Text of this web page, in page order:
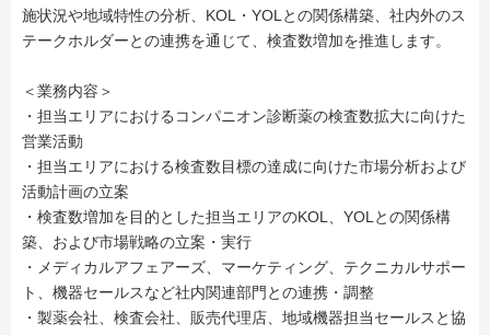
施状況や地域特性の分析、KOL・YOLとの関係構築、社内外のス
テークホルダーとの連携を通じて、検査数増加を推進します。
＜業務内容＞
・担当エリアにおけるコンパニオン診断薬の検査数拡大に向けた
営業活動
・担当エリアにおける検査数目標の達成に向けた市場分析および
活動計画の立案
・検査数増加を目的とした担当エリアのKOL、YOLとの関係構
築、および市場戦略の立案・実行
・メディカルアフェアーズ、マーケティング、テクニカルサポー
ト、機器セールスなど社内関連部門との連携・調整
・製薬会社、検査会社、販売代理店、地域機器担当セールスと協